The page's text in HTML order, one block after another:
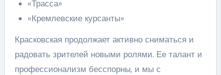
«Трасса»
«Кремлевские курсанты»
Красковская продолжает активно сниматься и
радовать зрителей новыми ролями. Ее талант и
профессионализм бесспорны, и мы с